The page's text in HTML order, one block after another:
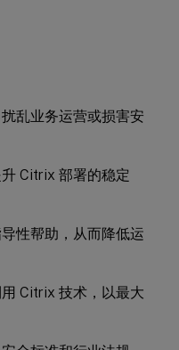
乱业务运营或损害安
Citrix 部署的稳定
性帮助，从而降低运
Citrix 技术，以最大